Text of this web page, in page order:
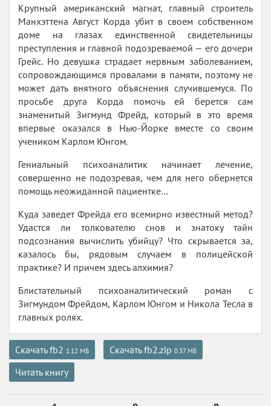
Крупный американский магнат, главный строитель
Манхэттена Август Корда убит в своем собственном
доме на глазах единственной свидетельницы
преступления и главной подозреваемой — его дочери
Грейс. Но девушка страдает нервным заболеванием,
сопровождающимся провалами в памяти, поэтому не
может дать внятного объяснения случившемуся. По
просьбе друга Корда помочь ей берется сам
знаменитый Зигмунд Фрейд, который в это время
впервые оказался в Нью-Йорке вместе со своим
учеником Карлом Юнгом.
Гениальный психоаналитик начинает лечение,
совершенно не подозревая, чем для него обернется
помощь неожиданной пациентке…
Куда заведет Фрейда его всемирно известный метод?
Удастся ли толкователю снов и знатоку тайн
подсознания вычислить убийцу? Что скрывается за,
казалось бы, рядовым случаем в полицейской
практике? И причем здесь алхимия?
Блистательный психоаналитический роман с
Зигмундом Фрейдом, Карлом Юнгом и Никола Тесла в
главных ролях.
Скачать fb2 1.12 МБ Скачать fb2.zip 0.37 МБ
Читать книгу